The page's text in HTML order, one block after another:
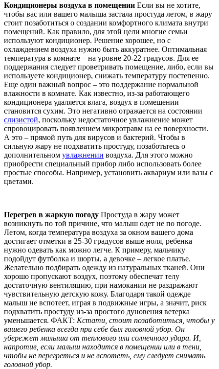
Кондиционеры воздуха в помещении Если вы не хотите,
чтобы вас или вашего малыша застала простуда летом, в жару
стоит позаботиться о создании комфортного климата внутри
помещений. Как правило, для этой цели многие семьи
используют кондиционер. Решение хорошее, но с
охлаждением воздуха нужно быть аккуратнее. Оптимальная
температура в комнате – на уровне 20-22 градусов. Для ее
поддержания следует проветривать помещение, либо, если вы
используете кондиционер, снижать температуру постепенно.
Еще один важный вопрос – это поддержание нормальной
влажности в комнате. Как известно, из-за работающего
кондиционера удаляется влага, воздух в помещении
становится сухим. Это негативно отражается на состоянии
слизистой, поскольку недостаточное увлажнение может
спровоцировать появлением микротравм на ее поверхности.
А это – прямой путь для вирусов и бактерий. Чтобы в
сильную жару не подхватить простуду, позаботьтесь о
дополнительном увлажнении воздуха. Для этого можно
приобрести специальный прибор либо использовать более
простые способы. Например, установить аквариум или вазы с
цветами.
Перегрев в жаркую погоду Простуда в жару может
возникнуть по той причине, что малыш одет не по погоде.
Летом, когда температура воздуха за окном вашего дома
достигает отметки в 25-30 градусов выше ноля, ребенка
нужно одевать как можно легче. К примеру, мальчику
подойдут футболка и шорты, а девочке – легкое платье.
Желательно подбирать одежду из натуральных тканей. Они
хорошо пропускают воздух, поэтому обеспечат телу
достаточную вентиляцию, при намокании не раздражают
чувствительную детскую кожу. Благодаря такой одежде
малыш не вспотеет, играя в подвижные игры, а значит, риск
подхватить простуду из-за простого дуновения ветерка
уменьшается. ФАКТ: Кстати, стоит позаботиться, чтобы у
вашего ребенка всегда при себе был головной убор. Он
убережет малыша от теплового или солнечного удара. И,
напротив, если малыш находится в помещении или в тени,
чтобы не перегреться и не вспотеть, ему следует снимать
головной убор.